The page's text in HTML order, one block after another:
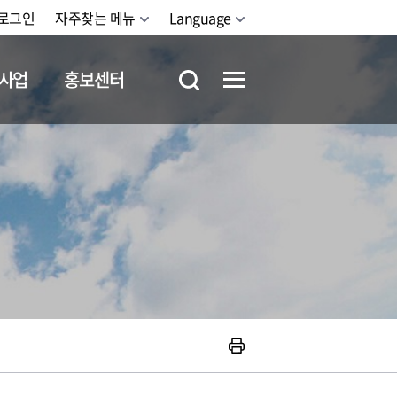
그인 자주찾는 메뉴 Language
업 홍보센터